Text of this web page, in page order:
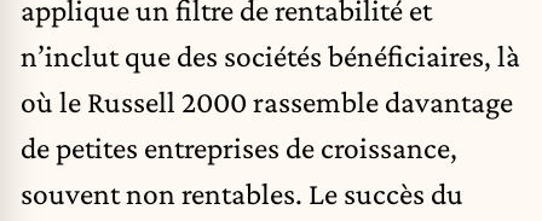
applique un filtre de rentabilité et
n’inclut que des sociétés bénéficiaires, là
où le Russell 2000 rassemble davantage
de petites entreprises de croissance,
souvent non rentables. Le succès du